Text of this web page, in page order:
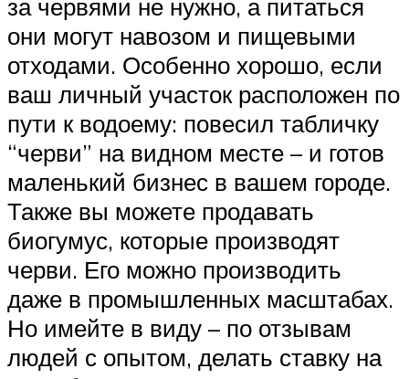
за червями не нужно, а питаться
они могут навозом и пищевыми
отходами. Особенно хорошо, если
ваш личный участок расположен по
пути к водоему: повесил табличку
“черви” на видном месте – и готов
маленький бизнес в вашем городе.
Также вы можете продавать
биогумус, которые производят
черви. Его можно производить
даже в промышленных масштабах.
Но имейте в виду – по отзывам
людей с опытом, делать ставку на